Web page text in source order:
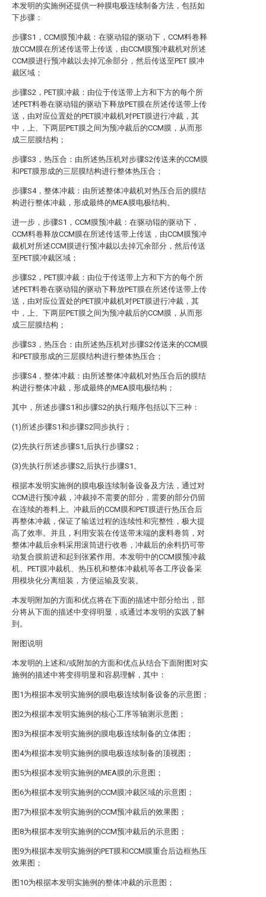
本发明的实施例还提供一种膜电极连续制备方法，包括如
下步骤：
步骤S1，CCM膜预冲裁：在驱动辊的驱动下，CCM料卷释
放CCM膜在所述传送带上传送，由CCM膜预冲裁机对所述
CCM膜进行预冲裁以去掉冗余部分，然后传送至PET 膜冲
裁区域；
步骤S2，PET膜冲裁：由位于传送带上方和下方的每个所
述PET料卷在驱动辊的驱动下释放PET膜在所述传送带上传
送，由对应位置处的PET膜冲裁机对PET膜进行冲裁，其
中，上、下两层PET膜之间为预冲裁后的CCM膜，从而形
成三层膜结构；
步骤S3，热压合：由所述热压机对步骤S2传送来的CCM膜
和PET膜形成的三层膜结构进行整体热压合；
步骤S4，整体冲裁：由所述整体冲裁机对热压合后的膜结
构进行整体冲裁，形成最终的MEA膜电极结构。
进一步，步骤S1，CCM膜预冲裁：在驱动辊的驱动下，
CCM料卷释放CCM膜在所述传送带上传送，由CCM膜预冲
裁机对所述CCM膜进行预冲裁以去掉冗余部分，然后传送
至PET膜冲裁区域；
步骤S2，PET膜冲裁：由位于传送带上方和下方的每个所
述PET料卷在驱动辊的驱动下释放PET膜在所述传送带上传
送，由对应位置处的PET膜冲裁机对PET膜进行冲裁，其
中，上、下两层PET膜之间为预冲裁后的CCM膜，从而形
成三层膜结构；
步骤S3，热压合：由所述热压机对步骤S2传送来的CCM膜
和PET膜形成的三层膜结构进行整体热压合；
步骤S4，整体冲裁：由所述整体冲裁机对热压合后的膜结
构进行整体冲裁，形成最终的MEA膜电极结构；
其中，所述步骤S1和步骤S2的执行顺序包括以下三种：
(1)所述步骤S1和步骤S2同步执行；
(2)先执行所述步骤S1,后执行步骤S2；
(3)先执行所述步骤S2,后执行步骤S1。
根据本发明实施例的膜电极连续制备设备及方法，通过对
CCM进行预冲裁，冲裁掉不需要的部分，需要的部分仍留
在连续的卷料上。冲裁后的CCM膜和PET膜进行热压合后
再整体冲裁，保证了输送过程的连续性和完整性，极大提
高了效率。并且，利用安装在传送带末端的废料卷筒，对
整体冲裁后余料采用滚筒进行收卷，冲裁后的余料扔可带
动复合膜前进和起到张紧作用。本发明中的CCM膜预冲裁
机、PET膜冲裁机、热压机和整体冲裁机等各工序设备采
用模块化分离组装，方便运输及安装。
本发明附加的方面和优点将在下面的描述中部分给出，部
分将从下面的描述中变得明显，或通过本发明的实践了解
到。
附图说明
本发明的上述和/或附加的方面和优点从结合下面附图对实
施例的描述中将变得明显和容易理解，其中：
图1为根据本发明实施例的膜电极连续制备设备的示意图；
图2为根据本发明实施例的核心工序等轴测示意图；
图3为根据本发明实施例的膜电极连续制备的立体图；
图4为根据本发明实施例的膜电极连续制备的顶视图；
图5为根据本发明实施例的MEA膜的示意图；
图6为根据本发明实施例的CCM膜冲裁区域的示意图；
图7为根据本发明实施例的CCM预冲裁后的效果图；
图8为根据本发明实施例的CCM预冲裁后的示意图；
图9为根据本发明实施例的PET膜和CCM膜重合后边框热压
效果图；
图10为根据本发明实施例的整体冲裁的示意图；